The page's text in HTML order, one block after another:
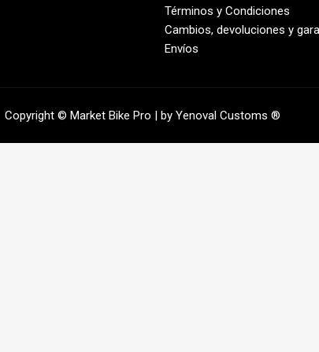
Términos y Condiciones
Cambios, devoluciones y
Envíos
Copyright © Market Bike Pro | by Yenoval Customs ®